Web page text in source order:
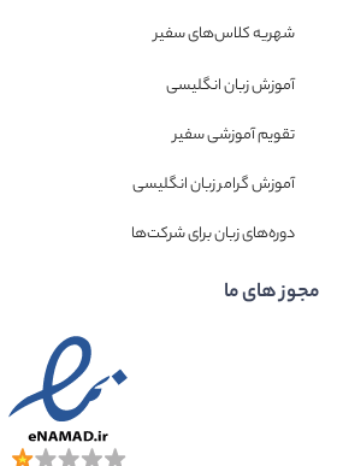
شهریه کلاس‌های سفیر
آموزش زبان انگلیسی
تقویم آموزشی سفیر
آموزش گرامر زبان انگلیسی
دوره‌های زبان برای شرکت‌ها
مجوز های ما